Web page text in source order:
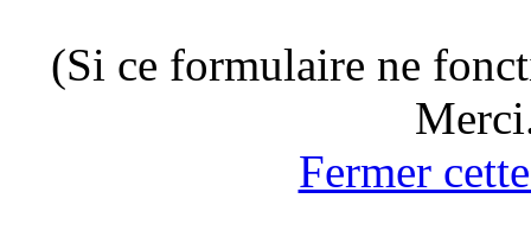
(Si ce formulaire ne
Fermer